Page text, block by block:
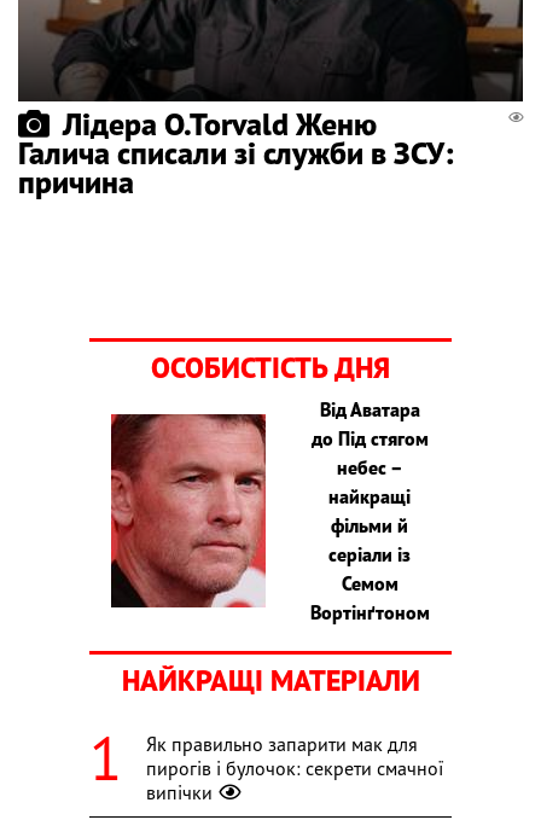
Лідера O.Torvald Женю
Галича списали зі служби в ЗСУ:
причина
ОСОБИСТІСТЬ ДНЯ
Від Аватара
до Під стягом
небес –
найкращі
фільми й
серіали із
Семом
Вортінґтоном
НАЙКРАЩІ МАТЕРІАЛИ
Як правильно запарити мак для
пирогів і булочок: секрети смачної
випічки